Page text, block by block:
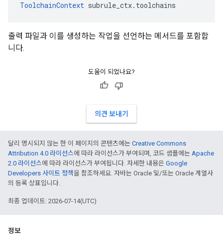
ToolchainContext subrule_ctx.toolchains
출력 파일과 이를 생성하는 작업을 선언하는 메서드를 포함합
니다.
도움이 되었나요?
의견 보내기
달리 명시되지 않는 한 이 페이지의 콘텐츠에는 Creative Commons
Attribution 4.0 라이선스에 따라 라이선스가 부여되며, 코드 샘플에는 Apache
2.0 라이선스에 따라 라이선스가 부여됩니다. 자세한 내용은 Google
Developers 사이트 정책을 참조하세요. 자바는 Oracle 및/또는 Oracle 계열사
의 등록 상표입니다.
최종 업데이트: 2026-07-14(UTC)
정보